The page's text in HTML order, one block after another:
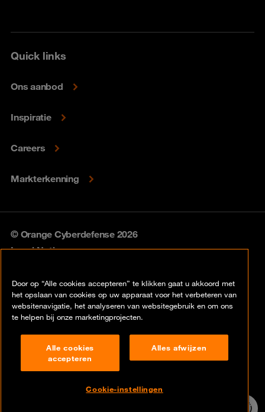
Quick links
Ons aanbod
Inspiratie
Careers
Markterkenning
© Orange Cyberdefense 2026
Legal Notice
Vulnerability policy
Compliance
Door op “Alle cookies accepteren” te klikken gaat u akkoord met
het opslaan van cookies op uw apparaat voor het verbeteren van
websitenavigatie, het analyseren van websitegebruik en om ons
te helpen bij onze marketingprojecten.
Alle cookies
accepteren
Alles afwijzen
Cookie-instellingen